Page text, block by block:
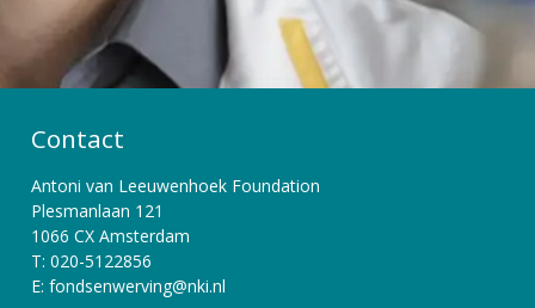
Contact
Antoni van Leeuwenhoek Foundation
Plesmanlaan 121
1066 CX Amsterdam
T: 020-5122856
E: fondsenwerving@nki.nl